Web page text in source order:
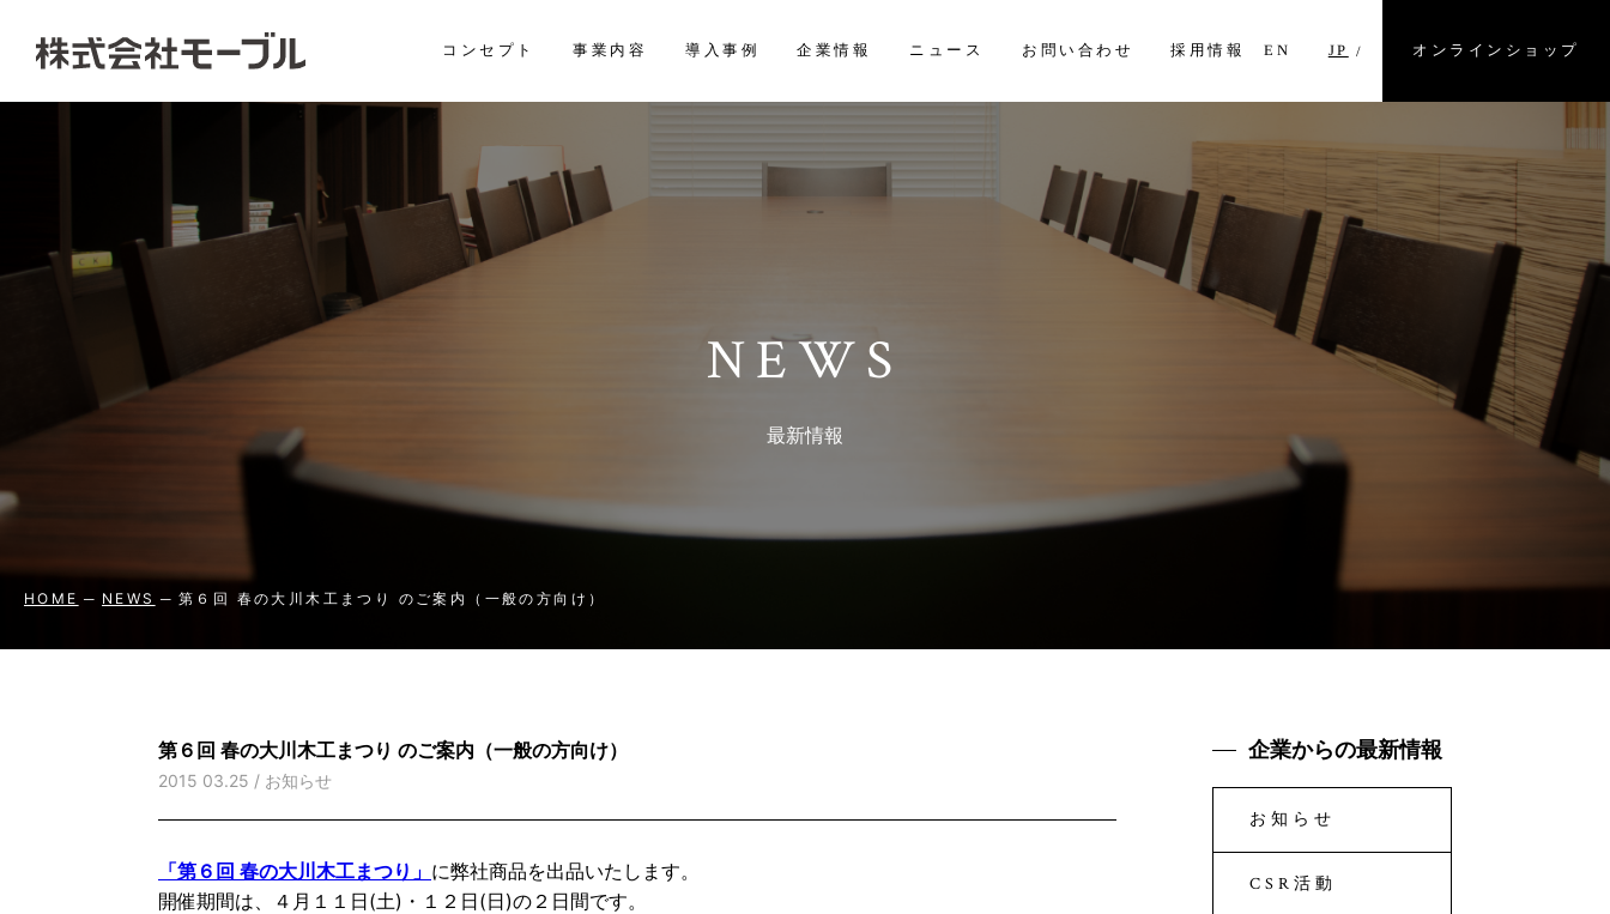
コンセプト 事業内容 導入事例 企業情報 ニュース お問い合わせ 採用情報 EN JP オンラインショップ
NEWS
最新情報
HOME NEWS 第６回 春の大川木工まつり のご案内（一般の方向け）
第６回 春の大川木工まつり のご案内（一般の方向け）
2015 03.25 / お知らせ
「第６回 春の大川木工まつり」 に弊社商品を出品いたします。
開催期間は、４月１１日(土)・１２日(日)の２日間です。
企業からの最新情報
お知らせ
CSR活動